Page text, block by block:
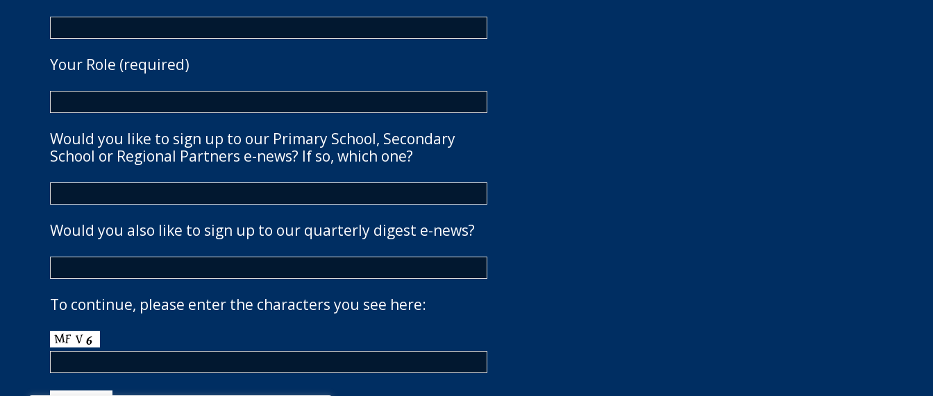
Your Role (required)
Would you like to sign up to our Primary School, Secondary
School or Regional Partners e-news? If so, which one?
Would you also like to sign up to our quarterly digest e-news?
To continue, please enter the characters you see here: